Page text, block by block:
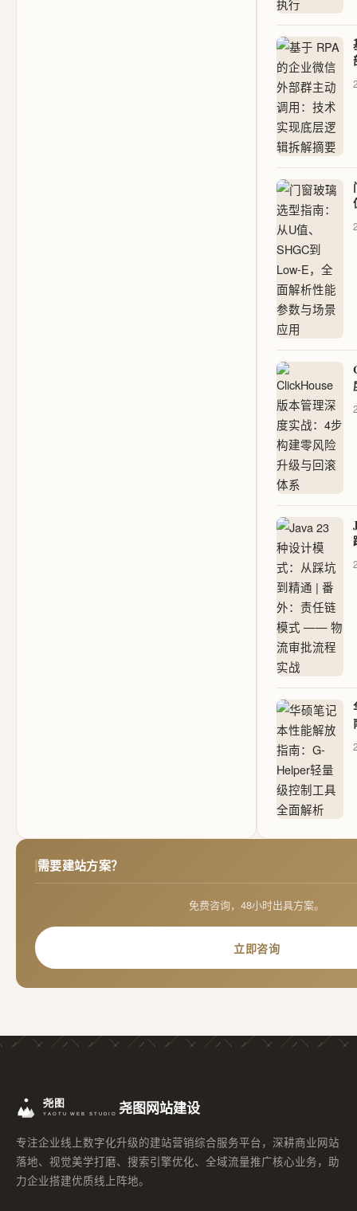
需要建站方案？
免费咨询，48小时出具方案。
立即咨询
尧图网站建设
专注企业线上数字化升级的建站营销综合服务平台，深耕商业网站
落地、视觉美学打磨、搜索引擎优化、全域流量推广核心业务，助
力企业搭建优质线上阵地。